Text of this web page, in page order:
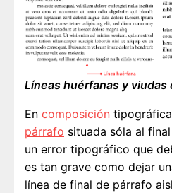
Líneas huérfanas y viudas
En composición
párrafo situada sóla al
un error tipográfico que
es tan grave como dejar
línea de final de párrafo